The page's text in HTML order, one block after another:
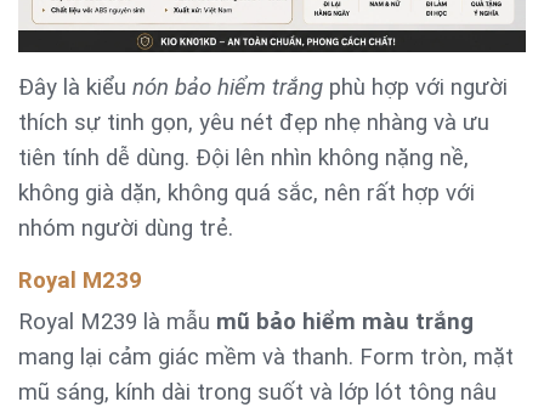
Đây là kiểu nón bảo hiểm trắng phù hợp với người
thích sự tinh gọn, yêu nét đẹp nhẹ nhàng và ưu
tiên tính dễ dùng. Đội lên nhìn không nặng nề,
không già dặn, không quá sắc, nên rất hợp với
nhóm người dùng trẻ.
Royal M239
Royal M239 là mẫu mũ bảo hiểm màu trắng
mang lại cảm giác mềm và thanh. Form tròn, mặt
mũ sáng, kính dài trong suốt và lớp lót tông nâu